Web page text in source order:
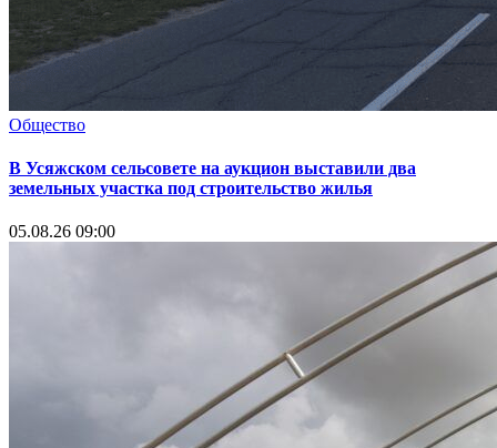
Общество
В Усяжском сельсовете на аукцион выставили два
земельных участка под строительство жилья
05.08.26 09:00